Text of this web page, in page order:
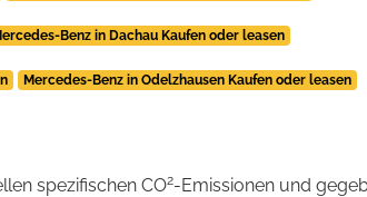
Benz in Dachau Kaufen oder leasen
Mercedes-Benz in Odelzhausen Kaufen oder leasen
spezifischen CO2-Emissionen und